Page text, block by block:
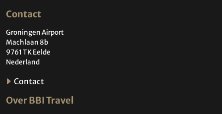
Contact
Groningen Airport
Machlaan 8b
9761 TK Eelde
Nederland
Contact
Over BBI Travel